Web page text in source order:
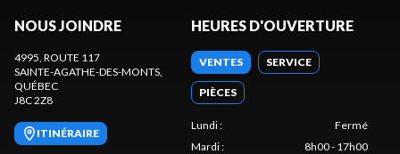
NOUS JOINDRE
4995, ROUTE 117
SAINTE-AGATHE-DES-MONTS,
QUÉBEC
J8C 2Z8
ITINÉRAIRE
HEURES D'OUVERTURE
VENTES SERVICE
PIÈCES
Lundi:
Fermé
Mardi:
8h00 - 17h00